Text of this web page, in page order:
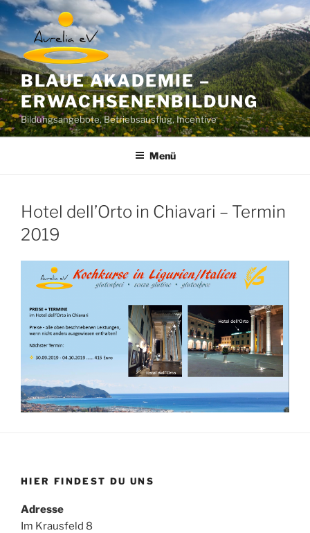
Zum
Inhalt
springen
BLAUE AKADEMIE –
ERWACHSENENBILDUNG
Bildungsangebote, Betriebsausflug, Incentive
Menü
Hotel dell’Orto in Chiavari – Termin
2019
HIER FINDEST DU UNS
Adresse
Im Krausfeld 8